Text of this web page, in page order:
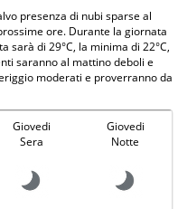
presenza di nubi sparse al
ore. Durante la giornata
di 29°C, la minima di 22°C,
saranno al mattino deboli e
moderati e proverranno da
Giovedi
Sera
Giovedi
Notte